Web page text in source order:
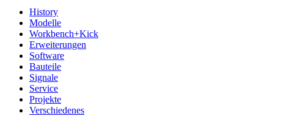
History
Modelle
Workbench+Kick
Erweiterungen
Software
Bauteile
Signale
Service
Projekte
Verschiedenes